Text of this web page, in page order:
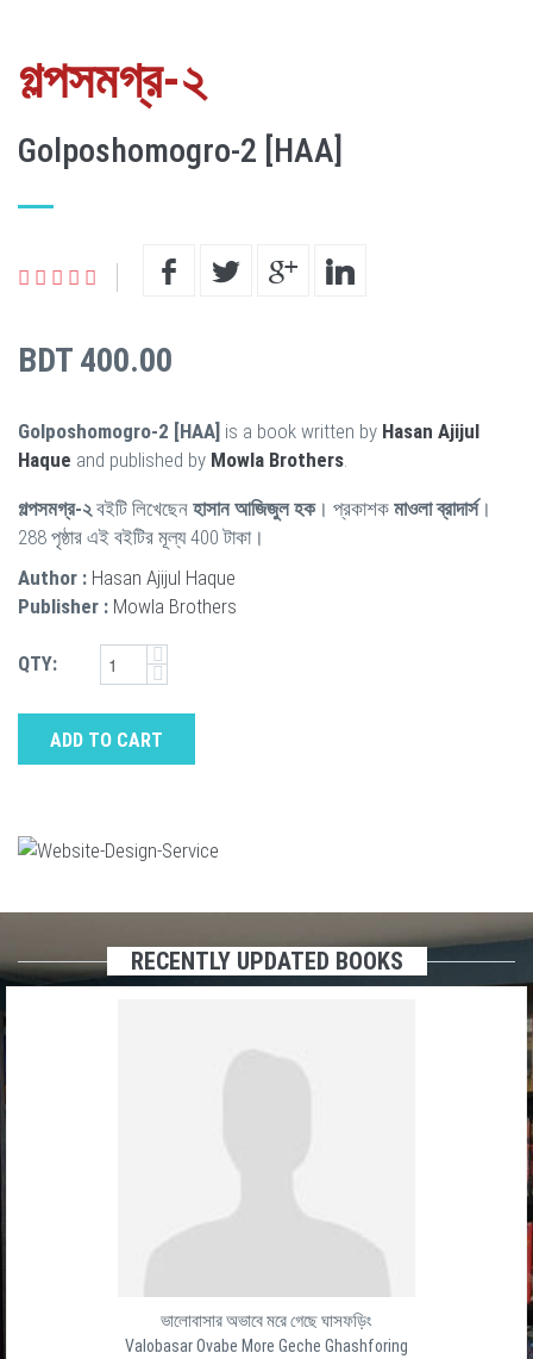
গল্পসমগ্র-২
Golposhomogro-2 [HAA]
BDT 400.00
Golposhomogro-2 [HAA] is a book written by Hasan Ajijul
Haque and published by Mowla Brothers
গল্পসমগ্র-২ বইটি লিখেছেন হাসান আজিজুল হক। প্রকাশক মাওলা ব্রাদার্স।
288 পৃষ্ঠার এই বইটির মূল্য 400 টাকা।
Author : Hasan Ajijul Haque
Publisher : Mowla Brothers
QTY:
ADD TO CART
RECENTLY UPDATED BOOKS
Baro Ghater Shesh Ghat
বার ঘাটের শেষ ঘাট